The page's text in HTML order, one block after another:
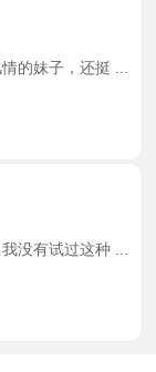
的妹子，还挺 ...
没有试过这种 ...